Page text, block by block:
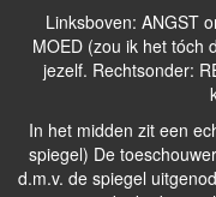
Linksboven: ANGST
MOED (zou ik het tóch
jezelf. Rechtsonder:
In het midden zit een
spiegel) De
d.m.v. de spiegel